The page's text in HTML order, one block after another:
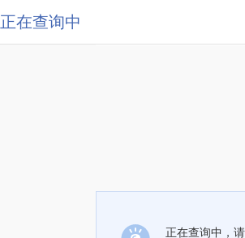
正在查询中
正在查询中，